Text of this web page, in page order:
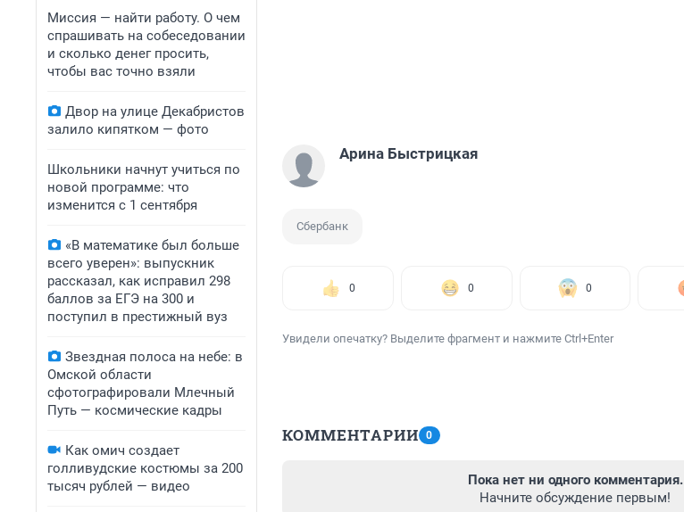
Миссия — найти работу. О чем
спрашивать на собеседовании
и сколько денег просить,
чтобы вас точно взяли
Двор на улице Декабристов
залило кипятком — фото
Школьники начнут учиться по
новой программе: что
изменится с 1 сентября
«В математике был больше
всего уверен»: выпускник
рассказал, как исправил 298
баллов за ЕГЭ на 300 и
поступил в престижный вуз
Звездная полоса на небе: в
Омской области
сфотографировали Млечный
Путь — космические кадры
Как омич создает
голливудские костюмы за 200
тысяч рублей — видео
Арина Быстрицкая
Сбербанк
0 0 0
Увидели опечатку? Выделите фрагмент и нажмите Ctrl+Enter
КОММЕНТАРИИ 0
Пока нет ни одного комментария.
Начните обсуждение первым!